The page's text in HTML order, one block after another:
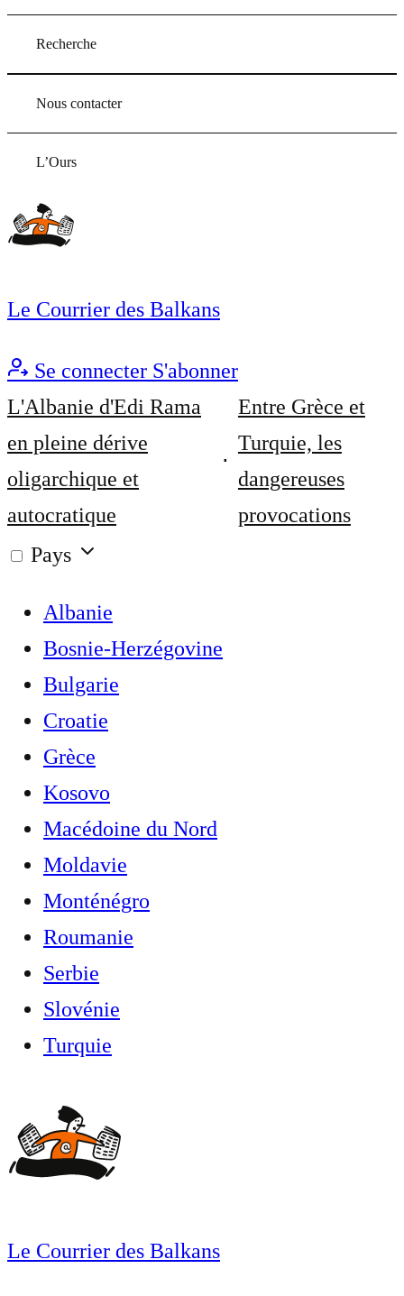
Recherche
Nous contacter
L’Ours
Le Courrier des Balkans
Se connecter S'abonner
L'Albanie d'Edi Rama
en pleine dérive
oligarchique et
autocratique
Entre Grèce et
Turquie, les
dangereuses
provocations
Pays
Albanie
Bosnie-Herzégovine
Bulgarie
Croatie
Grèce
Kosovo
Macédoine du Nord
Moldavie
Monténégro
Roumanie
Serbie
Slovénie
Turquie
Le Courrier des Balkans